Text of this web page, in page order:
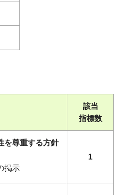
該当
指標数
を尊重する方針
掲示
1